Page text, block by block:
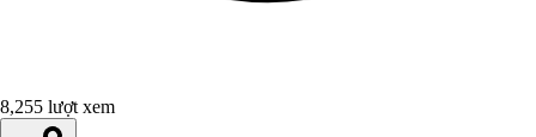
8,255 lượt xem